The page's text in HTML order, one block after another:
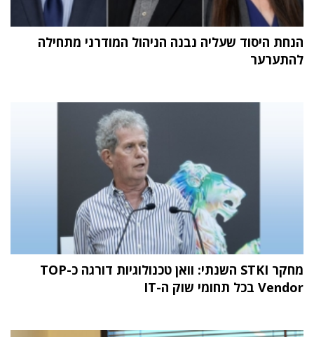
הנחת היסוד שעליה נבנה הניהול המודרני מתחילה
להתערער
מחקר STKI השנתי: וואן טכנולוגיות דורגה כ-TOP
Vendor בכל תחומי שוק ה-IT